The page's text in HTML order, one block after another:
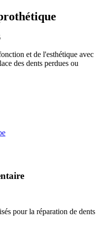
et de l'esthétique avec
des dents perdues ou
pour la réparation de dents